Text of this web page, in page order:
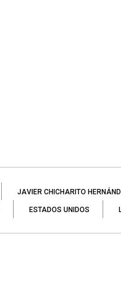
JAVIER CHICHARITO
ESTADOS UNIDOS